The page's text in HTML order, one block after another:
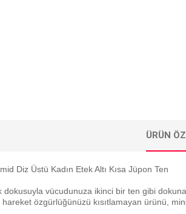
ÜRÜN
Diz Üstü Kadın Etek Altı Kısa Jüpon Ten
dokusuyla vücudunuza ikinci bir ten gibi
hareket özgürlüğünüzü kısıtlamayan ürünü,